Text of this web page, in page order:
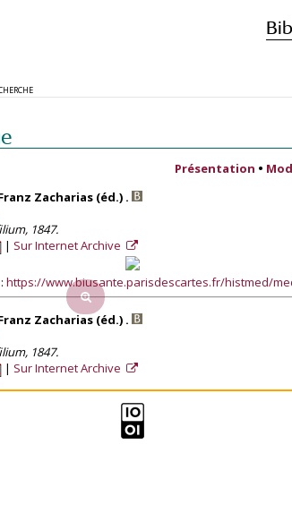
Présentation •
Zacharias (éd.) .
1847.
Sur Internet Archive
https://www.biusante.parisdescartes.fr/histmed/
Zacharias (éd.) .
1847.
Sur Internet Archive